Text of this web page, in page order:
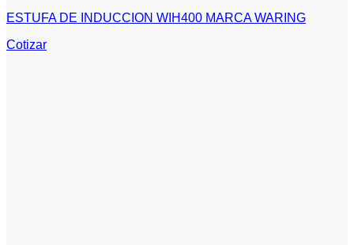
ESTUFA DE INDUCCION WIH400 MARCA WARING
Cotizar